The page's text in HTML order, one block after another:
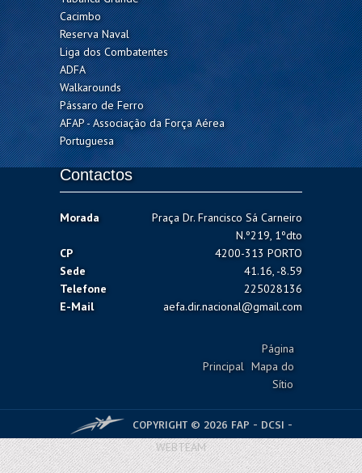
Cacimbo
Reserva Naval
Liga dos Combatentes
ADFA
Walkarounds
Pássaro de Ferro
AFAP - Associação da Força Aérea
Portuguesa
Contactos
Morada
Praça Dr. Francisco Sá Carneiro
N.º219, 1ºdto
CP
4200-313 PORTO
Sede
41.16, -8.59
Telefone
225028136
E-Mail
aefa.dir.nacional@gmail.com
Página
Principal Mapa do
Sítio
COPYRIGHT © 2026 FAP - DCSI -
WEBTEAM